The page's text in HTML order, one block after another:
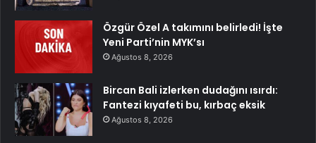
Özgür Özel A takımını belirledi! İşte
Yeni Parti’nin MYK’sı
Ağustos 8, 2026
Bircan Bali izlerken dudağını ısırdı:
Fantezi kıyafeti bu, kırbaç eksik
Ağustos 8, 2026